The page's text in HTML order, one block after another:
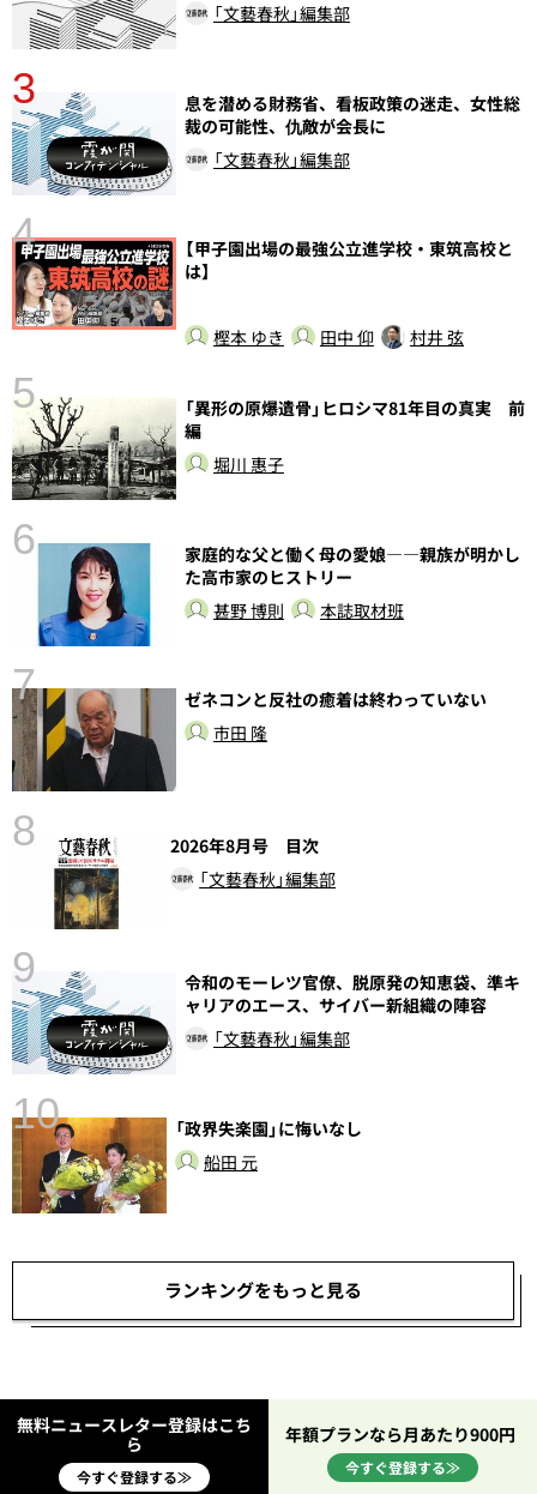
「文藝春秋」編集部
3
息を潜める財務省、看板政策の迷走、女性総
裁の可能性、仇敵が会長に
「文藝春秋」編集部
4
【甲子園出場の最強公立進学校・東筑高校と
は】
樫本 ゆき 田中 仰 村井 弦
5
「異形の原爆遺骨」ヒロシマ81年目の真実 前
編
堀川 惠子
6
家庭的な父と働く母の愛娘――親族が明かし
た高市家のヒストリー
甚野 博則
本誌取材班
7
ゼネコンと反社の癒着は終わっていない
市田 隆
8
2026年8月号 目次
「文藝春秋」編集部
9
令和のモーレツ官僚、脱原発の知恵袋、準キ
ャリアのエース、サイバー新組織の陣容
「文藝春秋」編集部
10
「政界失楽園」に悔いなし
船田 元
ランキングをもっと見る
無料ニュースレター登録はこち
ら
今すぐ登録する≫
年額プランなら月あたり900円
今すぐ登録する≫